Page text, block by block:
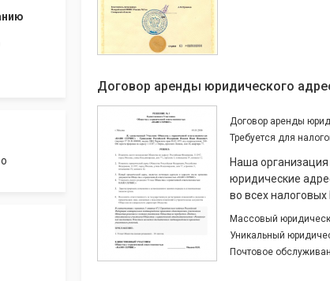
Договор аренды юридического
Договор аренды
Требуется для
Наша
юридические
во всех
Массовый
Уникальный
Почтовое